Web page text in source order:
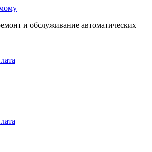
и обслуживание автоматических